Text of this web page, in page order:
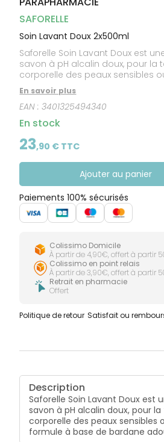
sèches
Sprays
Bains de
bouche
Gencives
Jambes
SAFORELLE
Soin Lavant Doux 2x500ml
Saforelle Soin Lavant Doux est
savon à pH alcalin doux, pour la
corporelle des peaux sensibles
à base de bardane adoucit et
En savoir plus
EAN :3401325494340
En stock
23,90 € TTC
Ajouter au panier
Paiements 100% sécurisés
Colissimo Domicile
À partir de 4,90€, offert à partir
Colissimo en point relais
À partir de 3,90€, offert à partir
Retrait en pharmacie
Offert
Politique de retour Satisfait ou
Description
Saforelle Soin Lavant Doux est
savon à pH alcalin doux, pour
corporelle des peaux sensibles
formule à base de bardane